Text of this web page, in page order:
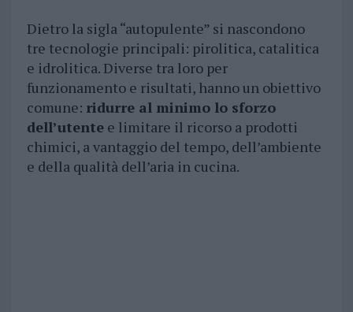
Dietro la sigla “autopulente” si nascondono
tre tecnologie principali: pirolitica, catalitica
e idrolitica. Diverse tra loro per
funzionamento e risultati, hanno un obiettivo
comune: ridurre al minimo lo sforzo
dell’utentee limitare il ricorso a prodotti
chimici, a vantaggio del tempo, dell’ambiente
e della qualità dell’aria in cucina.